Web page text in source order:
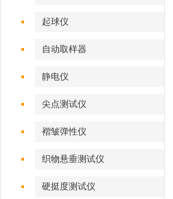
起球仪
自动取样器
静电仪
尖点测试仪
褶皱弹性仪
织物悬垂测试仪
硬挺度测试仪